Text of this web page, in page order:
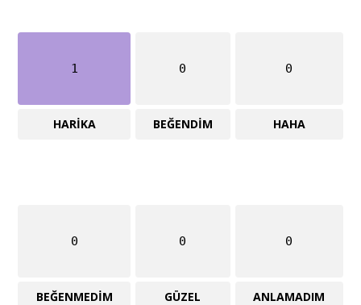
1
HARIKA
0
BEĞENDIM
0
HAHA
0
BEĞENMEDIM
0
GÜZEL
0
ANLAMADIM